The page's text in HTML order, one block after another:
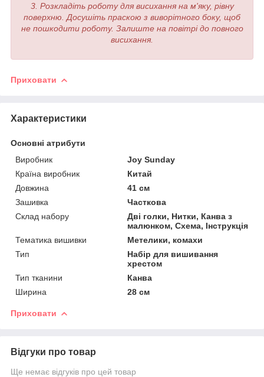
3. Розкладіть роботу для висихання на м'яку, рівну
поверхню. Досушіть праскою з виворітного боку, щоб
не пошкодити роботу. Залиште на повітрі до повного
висихання.
Приховати
Характеристики
Основні атрибути
Виробник
Joy Sunday
Країна виробник
Китай
Довжина
41 см
Зашивка
Часткова
Склад набору
Дві голки, Нитки, Канва з
малюнком, Схема, Інструкція
Тематика вишивки
Метелики, комахи
Тип
Набір для вишивання
хрестом
Тип тканини
Канва
Ширина
28 см
Приховати
Відгуки про товар
Ще немає відгуків про цей товар